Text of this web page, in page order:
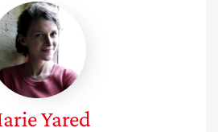
Marie
Yared
Yared